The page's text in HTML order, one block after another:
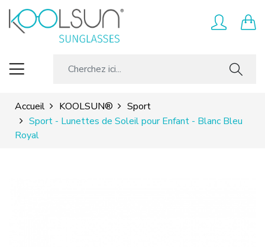
Accueil KOOLSUN®
Sport
Sport - Lunettes de Soleil pour Enfant - Blanc Bleu
Royal